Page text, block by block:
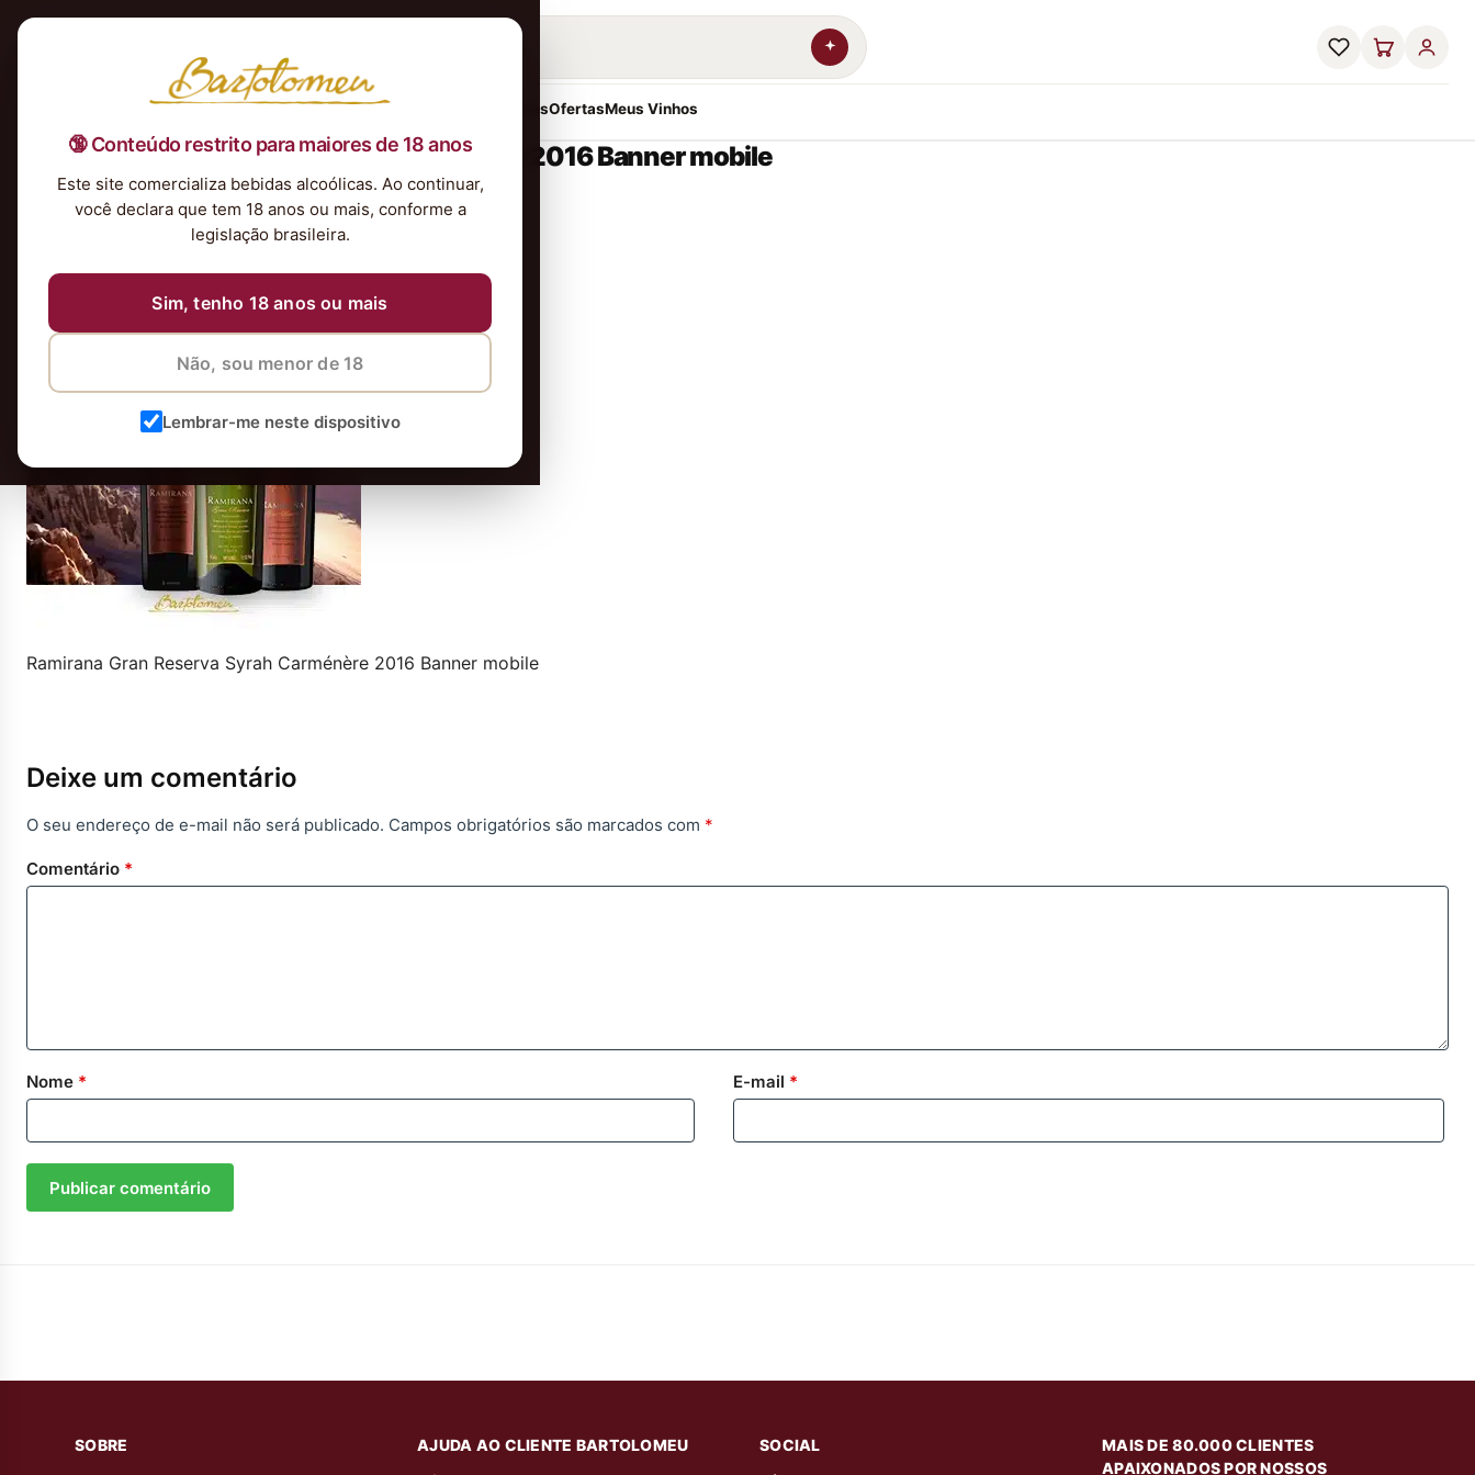
🔞 Conteúdo restrito para maiores de 18 anos
Este site comercializa bebidas alcoólicas. Ao continuar,
você declara que tem 18 anos ou mais, conforme a
legislação brasileira.
Sim, tenho 18 anos ou mais
Não, sou menor de 18
Lembrar-me neste dispositivo
Nossa Seleção TintosBrancosEspumantesRosés Kits & PresentesOfertasMeus Vinhos
Ramirana Gran Reserva Syrah Carménère 2016 Banner mobile
Ramirana Gran Reserva Syrah Carménère 2016 Banner mobile
Deixe um comentário
O seu endereço de e-mail não será publicado. Campos obrigatórios são marcados com *
Comentário *
Nome * E-mail *
SOBRE AJUDA AO CLIENTE BARTOLOMEU SOCIAL
MAIS DE 80.000 CLIENTES
APAIXONADOS POR NOSSOS